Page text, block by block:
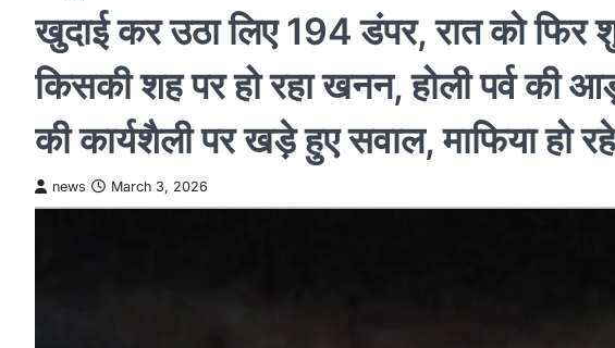
खुदाई कर उठा लिए 194 डंपर, रात को
किसकी शह पर हो रहा खनन, होली पर्व की
की कार्यशैली पर खड़े हुए सवाल, माफिया हो
news March 3, 2026